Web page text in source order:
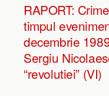
RAPORT:
timpul
decembrie
Sergiu
“revolutiei” (VI)